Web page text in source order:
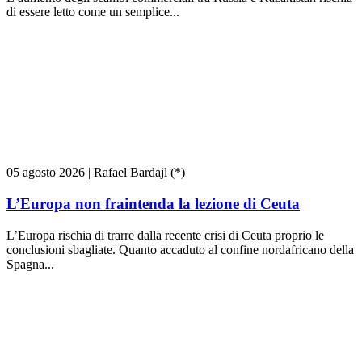
di essere letto come un semplice...
05 agosto 2026 | Rafael Bardajl (*)
L’Europa non fraintenda la lezione di Ceuta
L’Europa rischia di trarre dalla recente crisi di Ceuta proprio le
conclusioni sbagliate. Quanto accaduto al confine nordafricano della
Spagna...